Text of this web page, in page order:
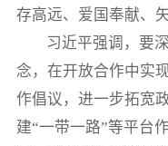
存高远、爱国奉献、
习近平强调，要
念，在开放合作中实
作倡议，进一步拓宽
建“一带一路”等平台